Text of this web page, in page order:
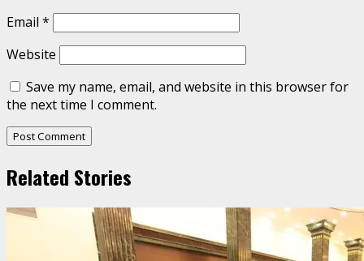
Email *
Website
Save my name, email, and website in this browser for
the next time I comment.
Related Stories